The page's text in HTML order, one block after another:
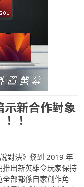
示新合作對象
！
對決》黎到 2019 年
出新英雄令玩家保持
部都係自家創作角